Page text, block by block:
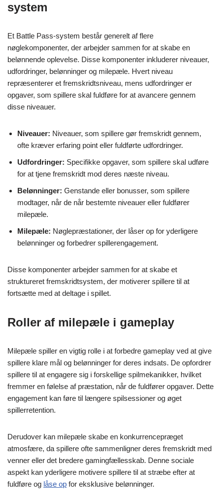
system
Et Battle Pass-system består generelt af flere
nøglekomponenter, der arbejder sammen for at skabe en
belønnende oplevelse. Disse komponenter inkluderer niveauer,
udfordringer, belønninger og milepæle. Hvert niveau
repræsenterer et fremskridtsniveau, mens udfordringer er
opgaver, som spillere skal fuldføre for at avancere gennem
disse niveauer.
Niveauer: Niveauer, som spillere gør fremskridt gennem,
ofte kræver erfaring point eller fuldførte udfordringer.
Udfordringer: Specifikke opgaver, som spillere skal udføre
for at tjene fremskridt mod deres næste niveau.
Belønninger: Genstande eller bonusser, som spillere
modtager, når de når bestemte niveauer eller fuldfører
milepæle.
Milepæle: Nøglepræstationer, der låser op for yderligere
belønninger og forbedrer spillerengagement.
Disse komponenter arbejder sammen for at skabe et
struktureret fremskridtsystem, der motiverer spillere til at
fortsætte med at deltage i spillet.
Roller af milepæle i gameplay
Milepæle spiller en vigtig rolle i at forbedre gameplay ved at give
spillere klare mål og belønninger for deres indsats. De opfordrer
spillere til at engagere sig i forskellige spilmekanikker, hvilket
fremmer en følelse af præstation, når de fuldfører opgaver. Dette
engagement kan føre til længere spilsessioner og øget
spillerretention.
Derudover kan milepæle skabe en konkurrencepræget
atmosfære, da spillere ofte sammenligner deres fremskridt med
venner eller det bredere gamingfællesskab. Denne sociale
aspekt kan yderligere motivere spillere til at stræbe efter at
fuldføre og låse op for eksklusive belønninger.